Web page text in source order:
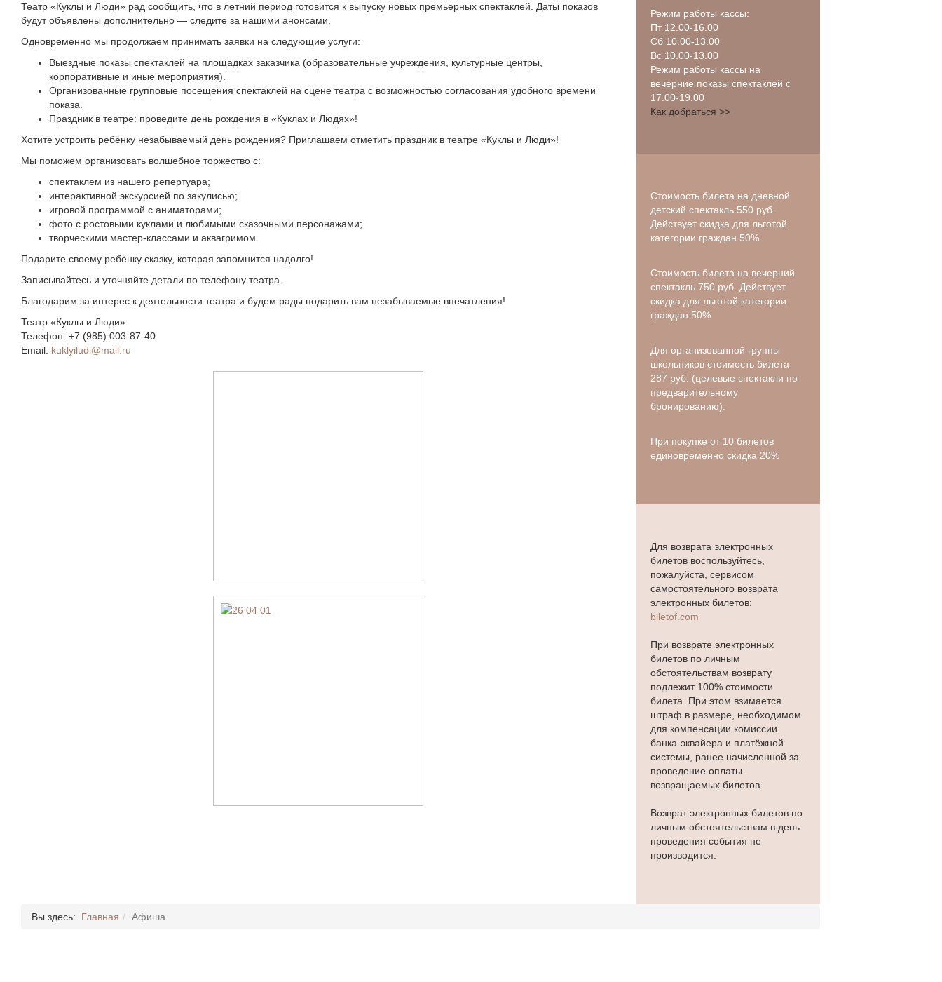
Театр «Куклы и Люди» рад сообщить, что в летний период готовится к выпуску новых премьерных спектаклей. Даты показов
будут объявлены дополнительно — следите за нашими анонсами.
Одновременно мы продолжаем принимать заявки на следующие услуги:
Выездные показы спектаклей на площадках заказчика (образовательные учреждения, культурные центры,
корпоративные и иные мероприятия).
Организованные групповые посещения спектаклей на сцене театра с возможностью согласования удобного времени
показа.
Праздник в театре: проведите день рождения в «Куклах и Людях»!
Хотите устроить ребёнку незабываемый день рождения? Приглашаем отметить праздник в театре «Куклы и Люди»!
Мы поможем организовать волшебное торжество с:
спектаклем из нашего репертуара;
интерактивной экскурсией по закулисью;
игровой программой с аниматорами;
фото с ростовыми куклами и любимыми сказочными персонажами;
творческими мастер‑классами и аквагримом.
Подарите своему ребёнку сказку, которая запомнится надолго!
Записывайтесь и уточняйте детали по телефону театра.
Благодарим за интерес к деятельности театра и будем рады подарить вам незабываемые впечатления!
Театр «Куклы и Люди»
Телефон: +7 (985) 003‑87‑40
Email: kuklyiludi@mail.ru
Режим работы кассы:
Пт 12.00-16.00
Сб 10.00-13.00
Вс 10.00-13.00
Режим работы кассы на
вечерние показы спектаклей с
17.00-19.00
Как добраться >>
Стоимость билета на дневной
детский спектакль 550 руб.
Действует скидка для льготой
категории граждан 50%
Стоимость билета на вечерний
спектакль 750 руб. Действует
скидка для льготой категории
граждан 50%
Для организованной группы
школьников стоимость билета
287 руб. (целевые спектакли по
предварительному
бронированию).
При покупке от 10 билетов
единовременно скидка 20%
Для возврата электронных
билетов воспользуйтесь,
пожалуйста, сервисом
самостоятельного возврата
электронных билетов:
biletof.com
При возврате электронных
билетов по личным
обстоятельствам возврату
подлежит 100% стоимости
билета. При этом взимается
штраф в размере, необходимом
для компенсации комиссии
банка-эквайера и платёжной
системы, ранее начисленной за
проведение оплаты
возвращаемых билетов.
Возврат электронных билетов по
личным обстоятельствам в день
проведения события не
производится.
Вы здесь: Главная Афиша